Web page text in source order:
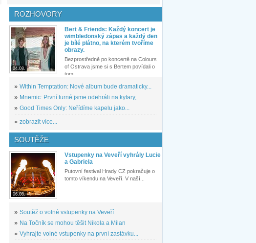
ROZHOVORY
04.08.
Bert & Friends: Každý koncert je
wimbledonský zápas a každý den
je bílé plátno, na kterém tvoříme
obrazy.
Bezprostředně po koncertě na Colours
of Ostrava jsme si s Bertem povídali o
tom,...
» Within Temptation: Nové album bude dramaticky...
» Mnemic: První turné jsme odehráli na kytary,...
» Good Times Only: Neřídíme kapelu jako...
» zobrazit více...
SOUTĚŽE
06.08.
Vstupenky na Veveří vyhrály Lucie
a Gabriela
Putovní festival Hrady CZ pokračuje o
tomto víkendu na Veveří. V naší...
» Soutěž o volné vstupenky na Veveří
» Na Točník se mohou těšit Nikola a Milan
» Vyhrajte volné vstupenky na první zastávku...